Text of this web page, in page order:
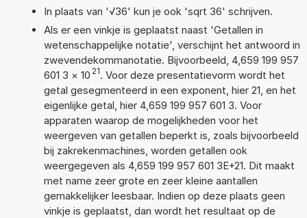
In plaats van '√36' kun je ook 'sqrt 36' schrijven.
Als er een vinkje is geplaatst naast 'Getallen in
wetenschappelijke notatie', verschijnt het antwoord in
zwevendekommanotatie. Bijvoorbeeld, 4,659 199 957
601 3 × 10 21. Voor deze presentatievorm wordt het
getal gesegmenteerd in een exponent, hier 21, en het
eigenlijke getal, hier 4,659 199 957 601 3. Voor
apparaten waarop de mogelijkheden voor het
weergeven van getallen beperkt is, zoals bijvoorbeeld
bij zakrekenmachines, worden getallen ook
weergegeven als 4,659 199 957 601 3E+21. Dit maakt
met name zeer grote en zeer kleine aantallen
gemakkelijker leesbaar. Indien op deze plaats geen
vinkje is geplaatst, dan wordt het resultaat op de